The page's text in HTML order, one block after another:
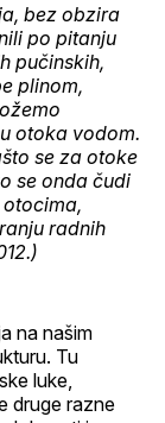
bez obzira
po pitanju
pučinskih,
plinom,
otoka vodom.
se za otoke
se onda čudi
radnih
na našim
Tu
luke,
druge razne